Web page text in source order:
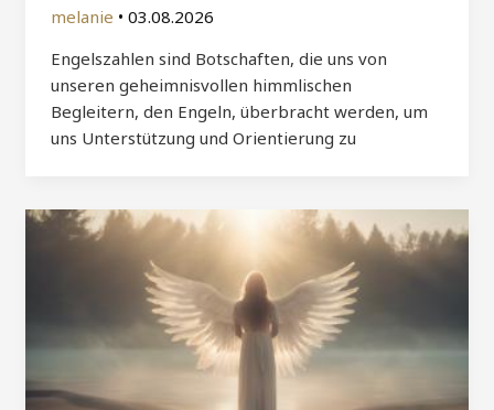
melanie • 03.08.2026
Engelszahlen sind Botschaften, die uns von
unseren geheimnisvollen himmlischen
Begleitern, den Engeln, überbracht werden, um
uns Unterstützung und Orientierung zu